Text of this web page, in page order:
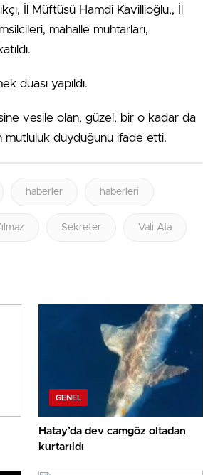
İl Müftüsü Hamdi Kavillioğlu,, İl
mahalle muhtarları,
duası yapıldı.
vesile olan, güzel, bir o kadar da
mutluluk duyduğunu ifade etti.
haberler haberleri
Sekreter Vali Ata
GENEL
Hatay’da dev camgöz oltadan
kurtarıldı